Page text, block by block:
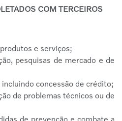
COM TERCEIROS
e serviços;
pesquisas de mercado e de
concessão de crédito;
de problemas técnicos ou de
de prevenção e combate a